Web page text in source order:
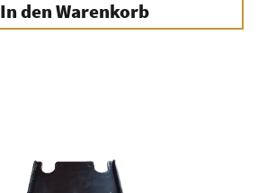
In den Warenkorb